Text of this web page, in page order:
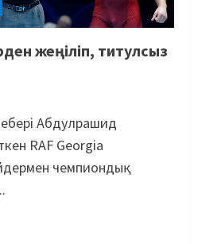
жеңіліп, титулсыз
Абдулрашид
RAF Georgia
чемпиондық